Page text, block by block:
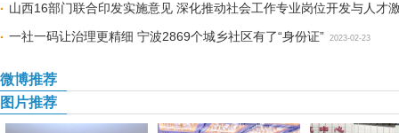
山西16部门联合印发实施意见 深化推动社会工作专业岗位开发与人才
一社一码让治理更精细 宁波2869个城乡社区有了“身份证” 2023-02-23
微博推荐
图片推荐